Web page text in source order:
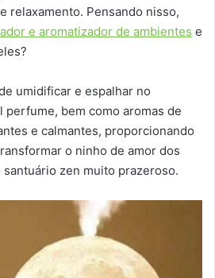
relaxamento. Pensando nisso,
e aromatizador de ambientes e
umidificar e espalhar no
perfume, bem como aromas de
e calmantes, proporcionando
o ninho de amor dos
zen muito prazeroso.